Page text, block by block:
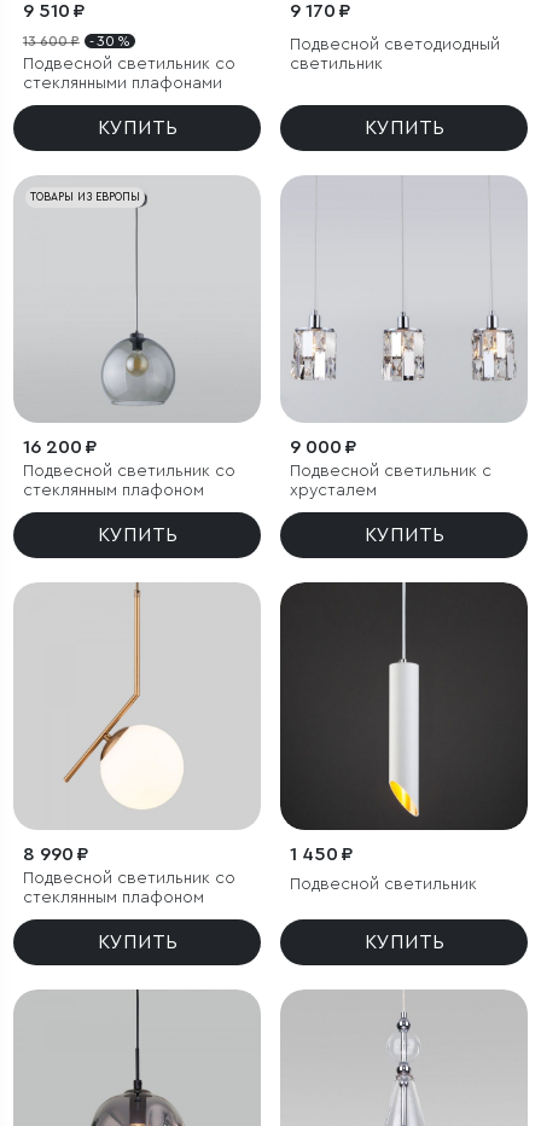
9 510 ₽
13 600 ₽ - 30 %
Подвесной светильник со
стеклянными плафонами
КУПИТЬ
9 170 ₽
Подвесной светодиодный
светильник
КУПИТЬ
ТОВАРЫ ИЗ ЕВРОПЫ
16 200 ₽
Подвесной светильник со
стеклянным плафоном
КУПИТЬ
9 000 ₽
Подвесной светильник с
хрусталем
КУПИТЬ
8 990 ₽
Подвесной светильник со
стеклянным плафоном
КУПИТЬ
1 450 ₽
Подвесной светильник
КУПИТЬ